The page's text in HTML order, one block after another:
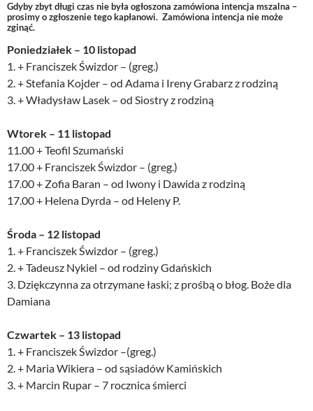
Gdyby zbyt długi czas nie była ogłoszona zamówiona intencja mszalna –
prosimy o zgłoszenie tego kapłanowi. Zamówiona intencja nie może
zginąć.
Poniedziałek – 10 listopad
1. + Franciszek Świzdor – (greg.)
2. + Stefania Kojder – od Adama i Ireny Grabarz z rodziną
3. + Władysław Lasek – od Siostry z rodziną
Wtorek – 11 listopad
11.00 + Teofil Szumański
17.00 + Franciszek Świzdor – (greg.)
17.00 + Zofia Baran – od Iwony i Dawida z rodziną
17.00 + Helena Dyrda – od Heleny P.
Środa – 12 listopad
1. + Franciszek Świzdor – (greg.)
2. + Tadeusz Nykiel – od rodziny Gdańskich
3. Dziękczynna za otrzymane łaski; z prośbą o błog. Boże dla
Damiana
Czwartek – 13 listopad
1. + Franciszek Świzdor –(greg.)
2. + Maria Wikiera – od sąsiadów Kamińskich
3. + Marcin Rupar – 7 rocznica śmierci